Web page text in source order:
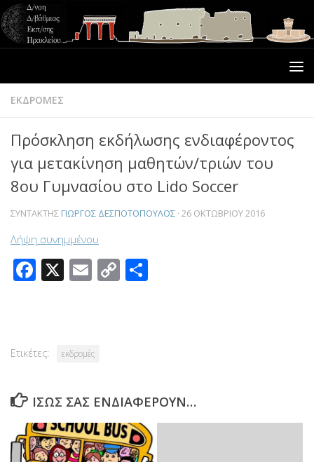
ΕΚΔΡΟΜΕΣ
Πρόσκληση εκδήλωσης ενδιαφέροντος
για μετακίνηση μαθητών/τριών του
8ου Γυμνασίου στο Lido Soccer
ΣΥΝΤΆΚΤΗΣ ΓΙΏΡΓΟΣ ΔΕΣΠΟΤΌΠΟΥΛΟΣ · 26 ΟΚΤΩΒΡΊΟΥ 2016
Λήψη συνημμένου
Facebook
X Email
Copy
Ετικέτες: εκδρομές
ΊΣΩΣ ΣΑΣ ΕΝΔΙΑΦΈΡΟΥΝ…